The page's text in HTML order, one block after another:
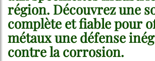
région. Découvrez une
complète et fiable pour
métaux une défense
contre la corrosion.